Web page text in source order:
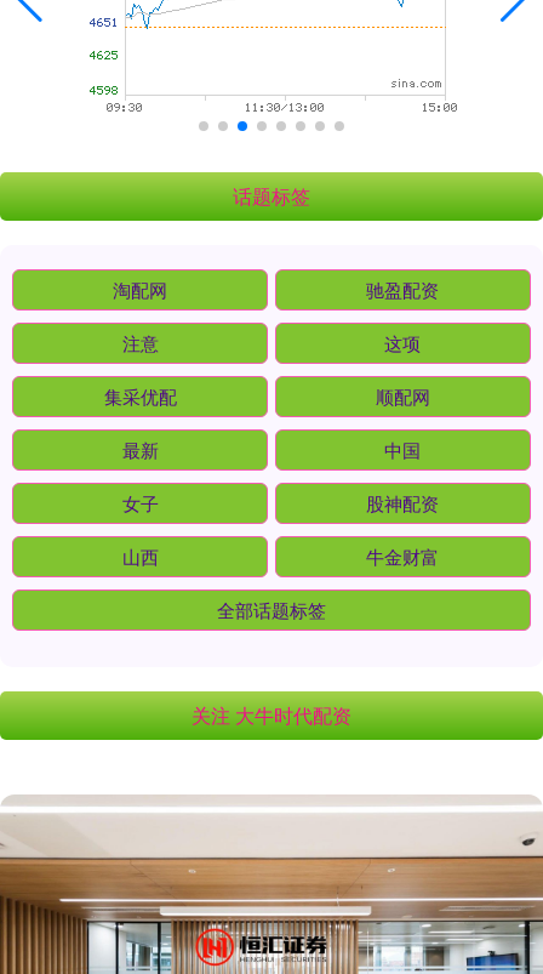
话题标签
淘配网 驰盈配资
注意 这项
集采优配 顺配网
最新 中国
女子 股神配资
山西 牛金财富
全部话题标签
关注 大牛时代配资